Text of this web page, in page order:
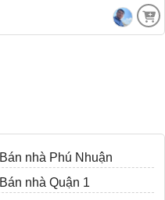
Bán nhà Phú Nhuận
Bán nhà Quận 1